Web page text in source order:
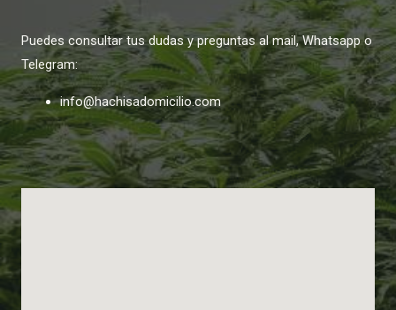
Puedes consultar tus dudas y preguntas al mail, Whatsapp o
Telegram:
info@hachisadomicilio.com